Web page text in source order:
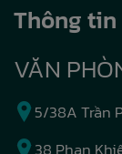
Thông
VĂN
5/38A Trần
38 Phan